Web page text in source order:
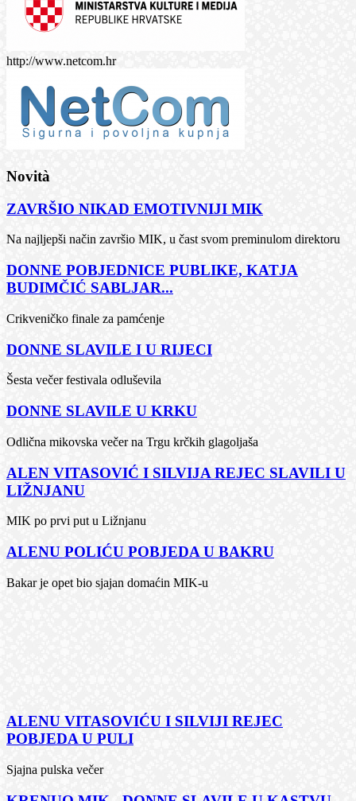
http://www.netcom.hr
Novità
ZAVRŠIO NIKAD EMOTIVNIJI MIK
Na najljepši način završio MIK, u čast svom preminulom direktoru
DONNE POBJEDNICE PUBLIKE, KATJA
BUDIMČIĆ SABLJAR...
Crikveničko finale za pamćenje
DONNE SLAVILE I U RIJECI
Šesta večer festivala odluševila
DONNE SLAVILE U KRKU
Odlična mikovska večer na Trgu krčkih glagoljaša
ALEN VITASOVIĆ I SILVIJA REJEC SLAVILI U
LIŽNJANU
MIK po prvi put u Ližnjanu
ALENU POLIĆU POBJEDA U BAKRU
Bakar je opet bio sjajan domaćin MIK-u
ALENU VITASOVIĆU I SILVIJI REJEC
POBJEDA U PULI
Sjajna pulska večer